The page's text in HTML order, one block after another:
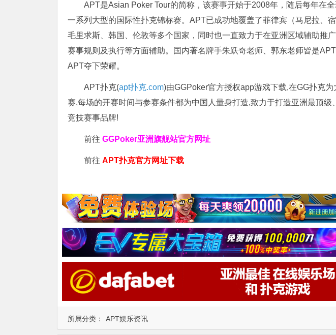
所属分类： APT娱乐资讯
APT是Asian Poker Tour的简称，该赛事开始于2008年，随后每年在
一系列大型的国际性扑克锦标赛。APT已成功地覆盖了菲律宾（马尼拉、
毛里求斯、韩国、伦敦等多个国家，同时也一直致力于在亚洲区域辅助推
赛事规则及执行等方面辅助。国内著名牌手朱跃奇老师、郭东老师皆是
APT夺下荣耀。
APT扑克(apt扑克.com)由GGPoker官方授权app游戏下载,在GG扑克
赛,每场的开赛时间与参赛条件都为中国人量身打造,致力于打造亚洲最顶
竞技赛事品牌!
前往 GGPoker亚洲旗舰站官方网址
前往 APT扑克官方网址下载